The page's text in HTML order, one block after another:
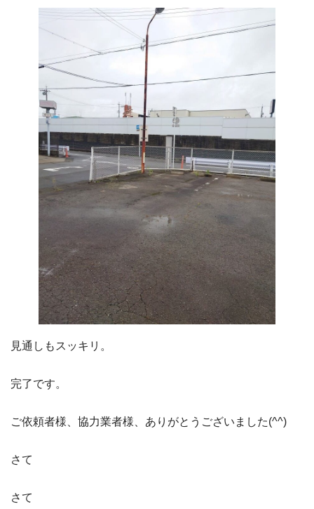
見通しもスッキリ。
完了です。
ご依頼者様、協力業者様、ありがとうございました(^^)
さて
さて